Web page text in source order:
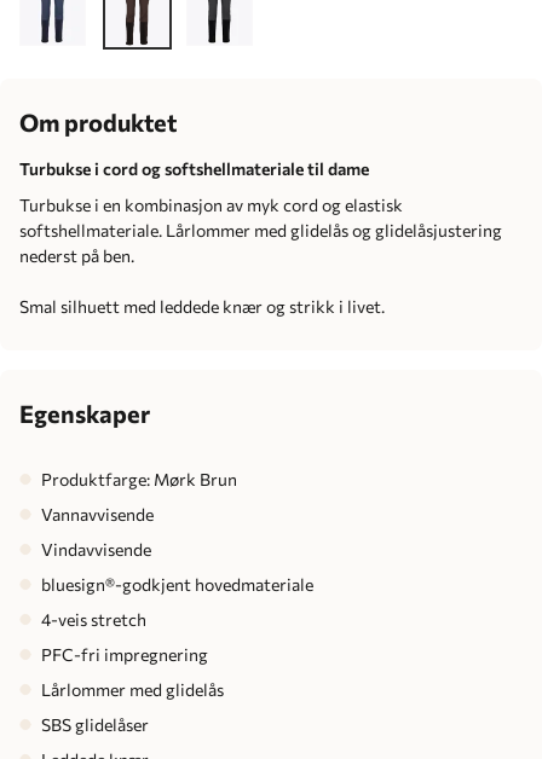
Om produktet
Turbukse i cord og softshellmateriale til dame
Turbukse i en kombinasjon av myk cord og elastisk
softshellmateriale. Lårlommer med glidelås og glidelåsjustering
nederst på ben.
Smal silhuett med leddede knær og strikk i livet.
Egenskaper
Produktfarge: Mørk Brun
Vannavvisende
Vindavvisende
bluesign®-godkjent hovedmateriale
4-veis stretch
PFC-fri impregnering
Lårlommer med glidelås
SBS glidelåser